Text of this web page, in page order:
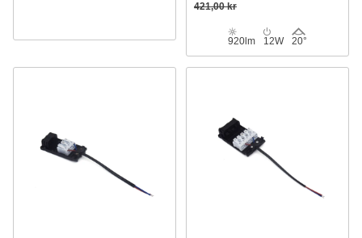
421,00 kr
920lm 12W 20°